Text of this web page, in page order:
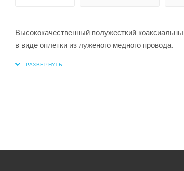
Высококачественный полужесткий
в виде оплетки из луженого медного провода.